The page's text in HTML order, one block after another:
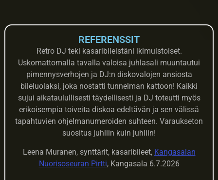
REFERENSSIT
Retro DJ teki kasaribileistäni ikimuistoiset.
Uskomattomalla tavalla valoisa juhlasali muuntautui
pimennysverhojen ja DJ:n diskovalojen ansiosta
bileluolaksi, joka nostatti tunnelman kattoon! Kaikki
sujui aikataulullisesti täydellisesti ja DJ toteutti myös
erikoisempia toiveita diskoa edeltävän ja sen välissä
tapahtuvien ohjelmanumeroiden suhteen. Varaukseton
suositus juhliin kuin juhliin!
Leena Muranen, synttärit, kasaribileet, Kangasalan
Nuorisoseuran Pirtti, Kangasala 6.7.2026